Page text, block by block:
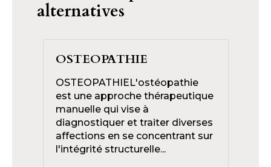
alternatives
OSTEOPATHIE
OSTEOPATHIEL'ostéopathie
est une approche thérapeutique
manuelle qui vise à
diagnostiquer et traiter diverses
affections en se concentrant sur
l'intégrité structurelle...